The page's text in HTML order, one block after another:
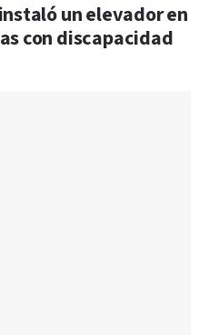
un elevador en
con discapacidad